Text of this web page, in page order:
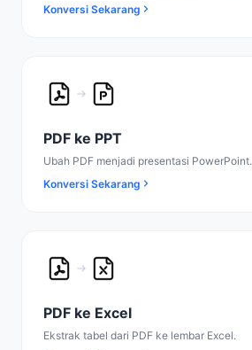
Konversi Sekarang
PDF ke PPT
Ubah PDF menjadi presentasi PowerPoint.
Konversi Sekarang
PDF ke Excel
Ekstrak tabel dari PDF ke lembar Excel.